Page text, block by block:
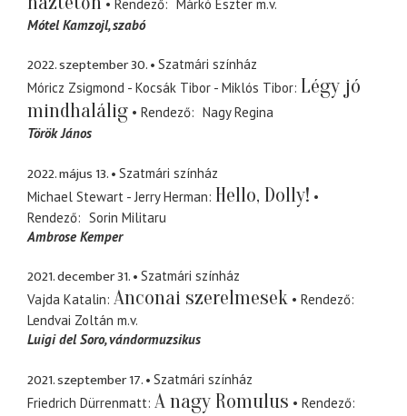
Rendező Márkó Eszter m.v.
Mótel Kamzojl szabó
2022. szeptember 30.
Szatmári színház
Móricz Zsigmond - Kocsák Tibor - Miklós Tibor Légy jó
mindhalálig
Rendező
Nagy Regina
Török János
2022. május 13.
Szatmári színház
Michael Stewart - Jerry Herman Hello, Dolly!
Rendező
Sorin Militaru
Ambrose Kemper
2021. december 31.
Szatmári színház
Vajda Katalin Anconai szerelmesek
Rendező
Lendvai Zoltán m.v.
Luigi del Soro vándormuzsikus
2021. szeptember 17.
Szatmári színház
Friedrich Dürrenmatt A nagy Romulus
Rendező